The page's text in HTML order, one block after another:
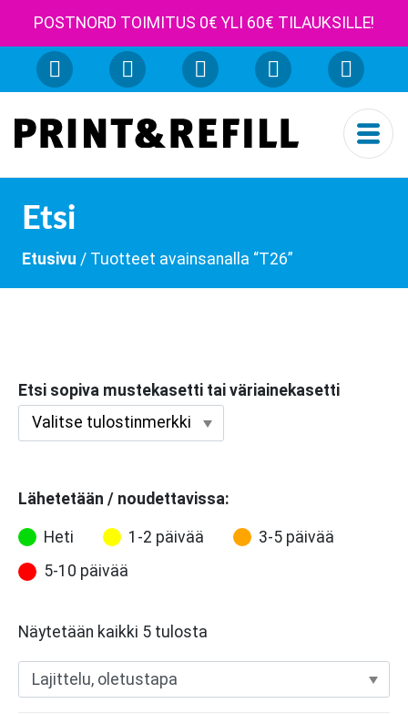
POSTNORD TOIMITUS 0€ YLI 60€ TILAUKSILLE!
Etsi
Etusivu / Tuotteet avainsanalla “T26”
Etsi sopiva mustekasetti tai väriainekasetti
Lähetetään / noudettavissa:
Heti 1-2 päivää
3-5 päivää
5-10 päivää
Näytetään kaikki 5 tulosta